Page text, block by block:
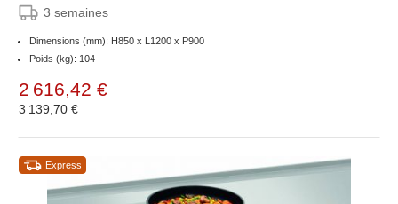
3 semaines
Dimensions (mm): H850 x L1200 x P900
Poids (kg): 104
2 616,42 €
3 139,70 €
Express